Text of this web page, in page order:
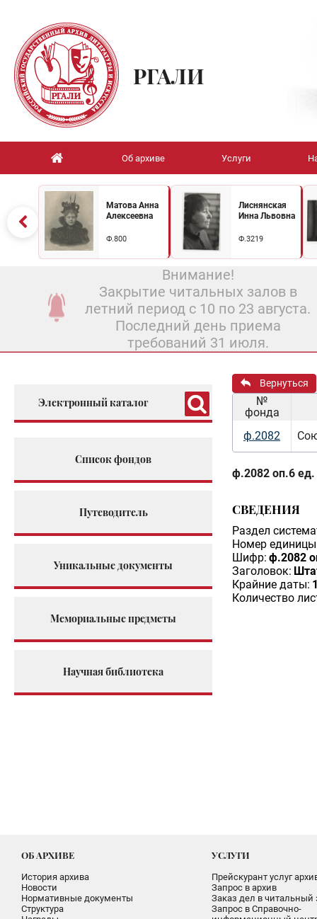
РГАЛИ
Об архиве Услуги
Матова Анна
Алексеевна
Ф.800
Лиснянская
Инна Львовна
Ф.3219
Внимание!
Закрытие читальных залов в
летний период с 10 по 23 августа.
Последний день приема
требований 31 июля.
Электронный каталог
Список фондов
Путеводитель
Уникальные документы
Мемориальные предметы
Научная библиотека
Вернуться
№
фонда
ф.2082
ф.2082 оп.6 ед.
СВЕДЕНИЯ
Раздел
Номер единицы
Шифр: ф.2082
Заголовок:
Крайние даты:
Количество
ОБ АРХИВЕ
История архива
Новости
Нормативные документы
Структура
УСЛУГИ
Прейскурант услуг
Запрос в архив
Заказ дел в читальный
Запрос в Справочно-